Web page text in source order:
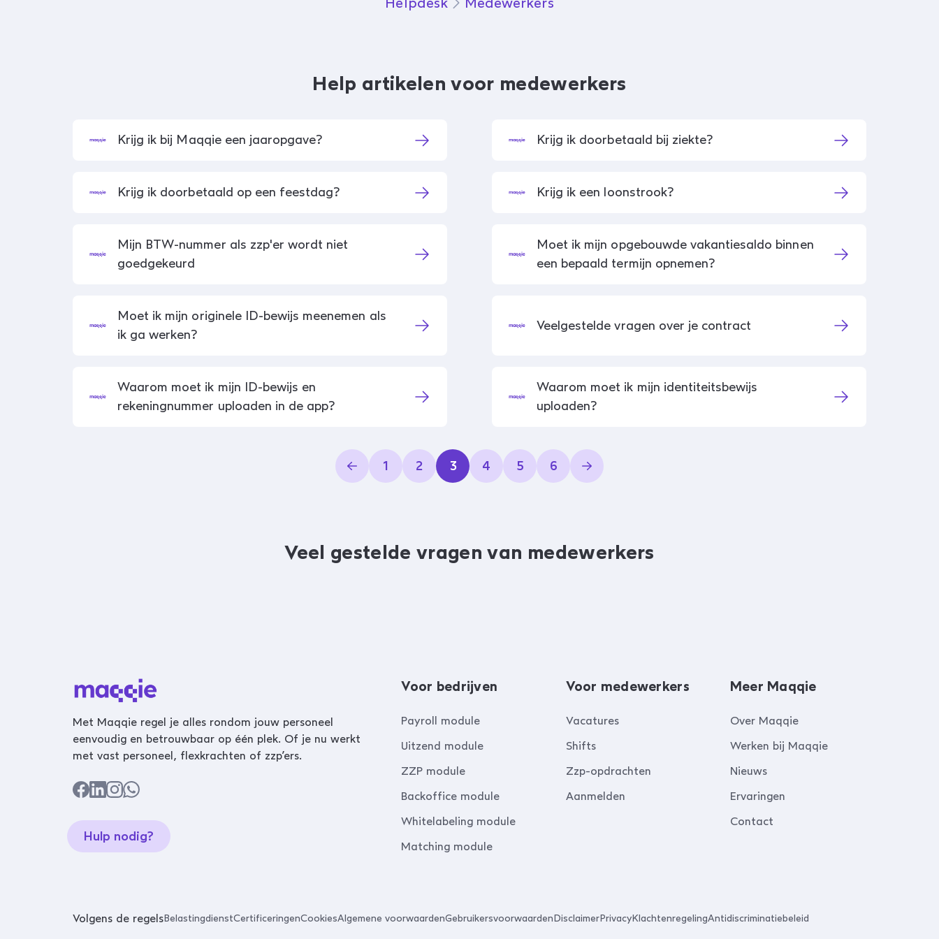
Help artikelen voor medewerkers
Krijg ik bij Maqqie een jaaropgave? Krijg ik doorbetaald bij ziekte?
Krijg ik doorbetaald op een feestdag? Krijg ik een loonstrook?
Mijn BTW-nummer als zzp'er wordt niet
goedgekeurd
Moet ik mijn opgebouwde vakantiesaldo binnen
een bepaald termijn opnemen?
Moet ik mijn originele ID-bewijs meenemen als
ik ga werken?
Veelgestelde vragen over je contract
Waarom moet ik mijn ID-bewijs en
rekeningnummer uploaden in de app?
Waarom moet ik mijn identiteitsbewijs
uploaden?
1 2 3 4 5 6
Veel gestelde vragen van medewerkers
Met Maqqie regel je alles rondom jouw personeel
eenvoudig en betrouwbaar op één plek. Of je nu werkt
met vast personeel, flexkrachten of zzp’ers.
Hulp nodig?
Voor bedrijven
Payroll module
Uitzend module
ZZP module
Backoffice module
Whitelabeling module
Matching module
Voor medewerkers
Vacatures
Shifts
Zzp-opdrachten
Aanmelden
Meer Maqqie
Over Maqqie
Werken bij Maqqie
Nieuws
Ervaringen
Contact
Volgens de regelsBelastingdienstCertificeringenCookiesAlgemene voorwaardenGebruikersvoorwaardenDisclaimerPrivacyKlachtenregelingAntidiscriminatiebeleid